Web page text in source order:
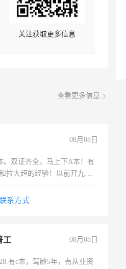
关注获取更多信息
查看更多信息
08月08日
。双证齐全，马上下A本！有
拉大超的经验！以前开九米
系方式
工 08月08日
有c本，驾龄5年，有从业资